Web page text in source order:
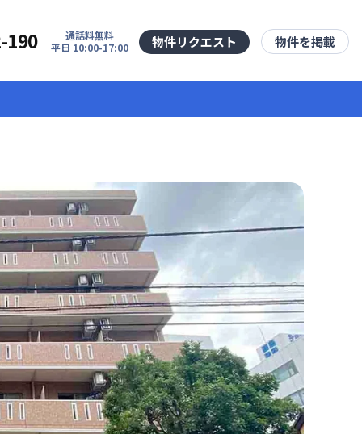
190
通話料無料
平日 10:00-17:00
物件リクエスト 物件を掲載